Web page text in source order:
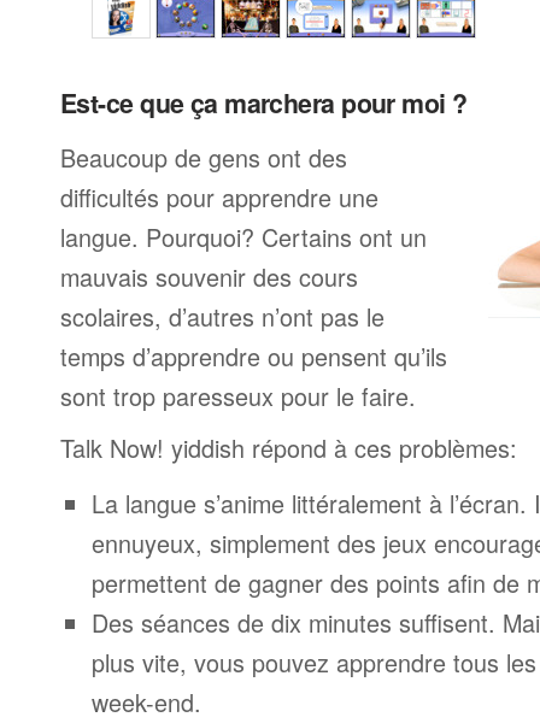
Est-ce que ça marchera pour moi ?
Beaucoup de gens ont des
difficultés pour apprendre une
langue. Pourquoi? Certains ont un
mauvais souvenir des cours
scolaires, d’autres n’ont pas le
temps d’apprendre ou pensent qu’ils
sont trop paresseux pour le faire.
Talk Now! yiddish répond à ces problèmes:
La langue s’anime littéralement à l’écran.
ennuyeux, simplement des jeux
permettent de gagner des points afin de
Des séances de dix minutes suffisent.
plus vite, vous pouvez apprendre tous
week-end.